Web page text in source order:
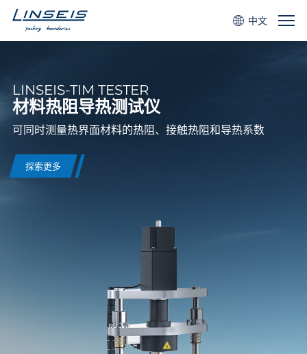
中文
LINSEIS-TIM TESTER
材料热阻导热测试仪
可同时测量热界面材料的热阻、接触热阻和导热系数
探索更多